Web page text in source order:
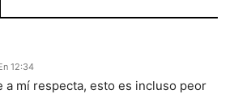
12:34
a mí respecta, esto es incluso peor